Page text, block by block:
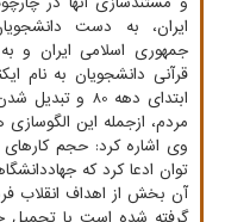
ایران، به دست
جمهوری اسلامی ایران و
قرآنی دانشجویان به نام
ابتدای دهه 80
مردم، ازجمله این
وی اشاره کرد: حجم
توان ادعا کرد که
آن بخش از اهداف انقلاب